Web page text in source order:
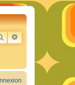
RECHERCHER
RECHERCHE